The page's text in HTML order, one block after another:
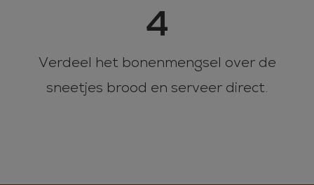
4
Verdeel het bonenmengsel over de
sneetjes brood en serveer direct.